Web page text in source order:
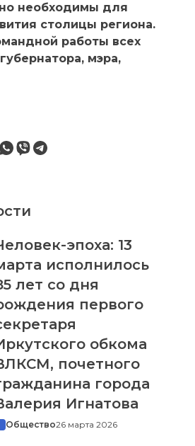
необходимы для
столицы региона.
работы всех
мэра,
эпоха: 13
исполнилось
лет со дня
первого
обкома
почетного
города
Игнатова
Общество26 марта 2026